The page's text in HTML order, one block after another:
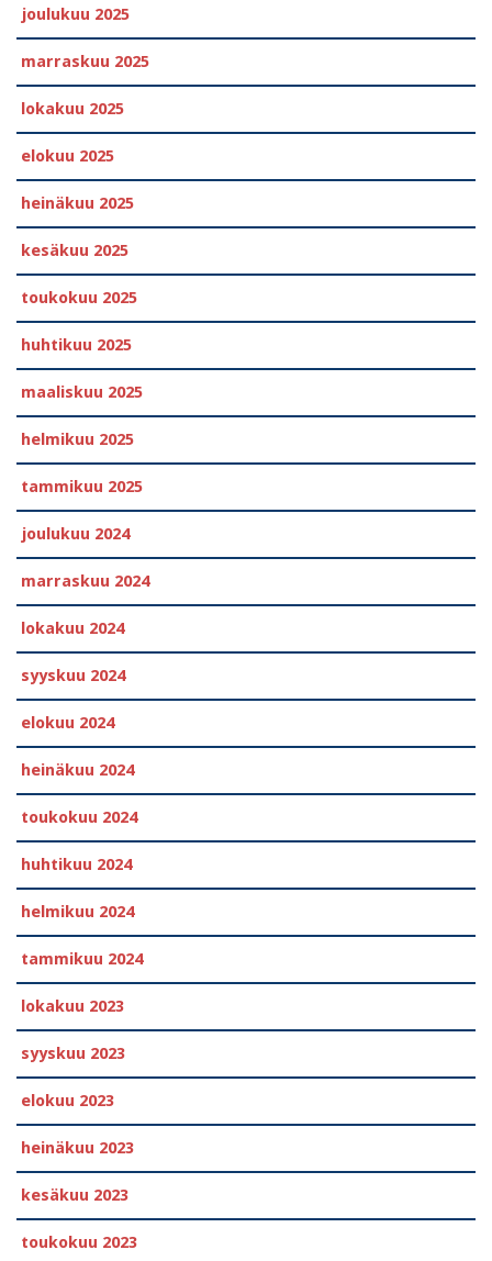
joulukuu 2025
marraskuu 2025
lokakuu 2025
elokuu 2025
heinäkuu 2025
kesäkuu 2025
toukokuu 2025
huhtikuu 2025
maaliskuu 2025
helmikuu 2025
tammikuu 2025
joulukuu 2024
marraskuu 2024
lokakuu 2024
syyskuu 2024
elokuu 2024
heinäkuu 2024
toukokuu 2024
huhtikuu 2024
helmikuu 2024
tammikuu 2024
lokakuu 2023
syyskuu 2023
elokuu 2023
heinäkuu 2023
kesäkuu 2023
toukokuu 2023